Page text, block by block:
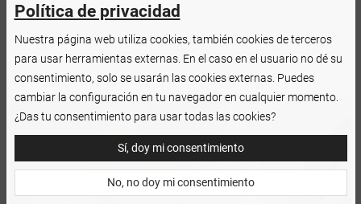
Política de privacidad
Nuestra página web utiliza cookies, también cookies de terceros
para usar herramientas externas. En el caso en el usuario no dé su
consentimiento, solo se usarán las cookies externas. Puedes
cambiar la configuración en tu navegador en cualquier momento.
¿Das tu consentimiento para usar todas las cookies?
Sí, doy mi consentimiento
No, no doy mi consentimiento